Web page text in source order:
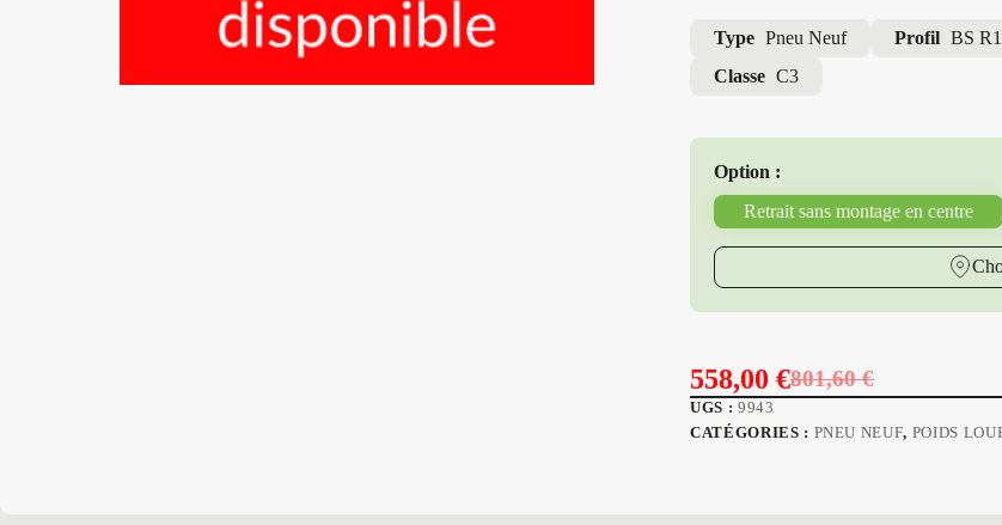
Type Pneu Neuf Profil BS
Classe C3
Option :
Retrait sans montage en centre
801,60€
Le
prix
558,00€
Le
prix
UGS : 9943
CATÉGORIES : PNEU NEUF, POIDS